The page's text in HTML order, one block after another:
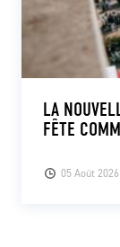
05 Août 2026
LA
FÊTE